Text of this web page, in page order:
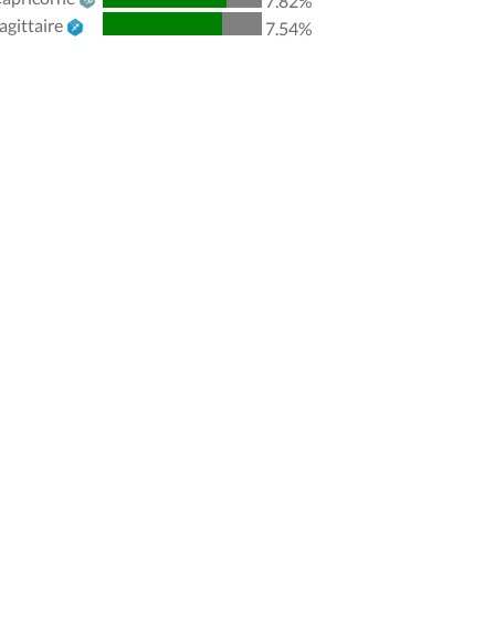
Quadrature Jupiter 7.54%